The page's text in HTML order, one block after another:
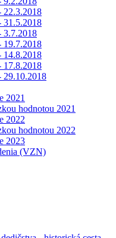
22.3.2018
31.5.2018
3.7.2018
19.7.2018
14.8.2018
17.8.2018
29.10.2018
2021
hodnotou 2021
2022
hodnotou 2022
2023
(VZN)